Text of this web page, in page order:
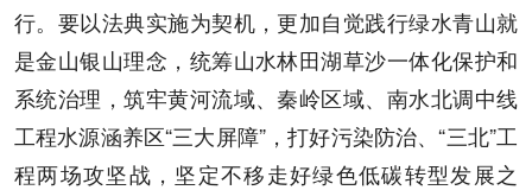
行。要以法典实施为契机，更加自觉践行绿水青山就
是金山银山理念，统筹山水林田湖草沙一体化保护和
系统治理，筑牢黄河流域、秦岭区域、南水北调中线
工程水源涵养区“三大屏障”，打好污染防治、“三北”工
程两场攻坚战，坚定不移走好绿色低碳转型发展之